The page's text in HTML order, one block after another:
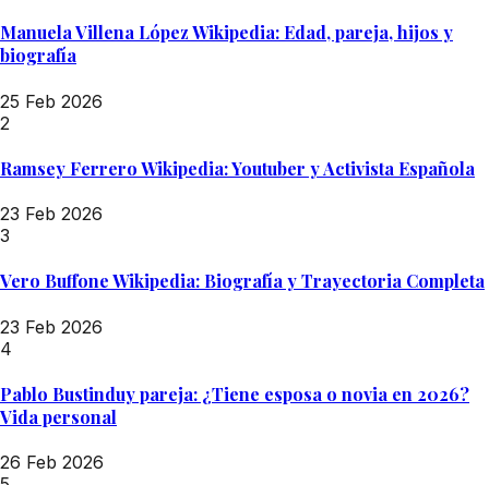
Manuela Villena López Wikipedia: Edad, pareja, hijos y
biografía
25 Feb 2026
2
Ramsey Ferrero Wikipedia: Youtuber y Activista Española
23 Feb 2026
3
Vero Buffone Wikipedia: Biografía y Trayectoria Completa
23 Feb 2026
4
Pablo Bustinduy pareja: ¿Tiene esposa o novia en 2026?
Vida personal
26 Feb 2026